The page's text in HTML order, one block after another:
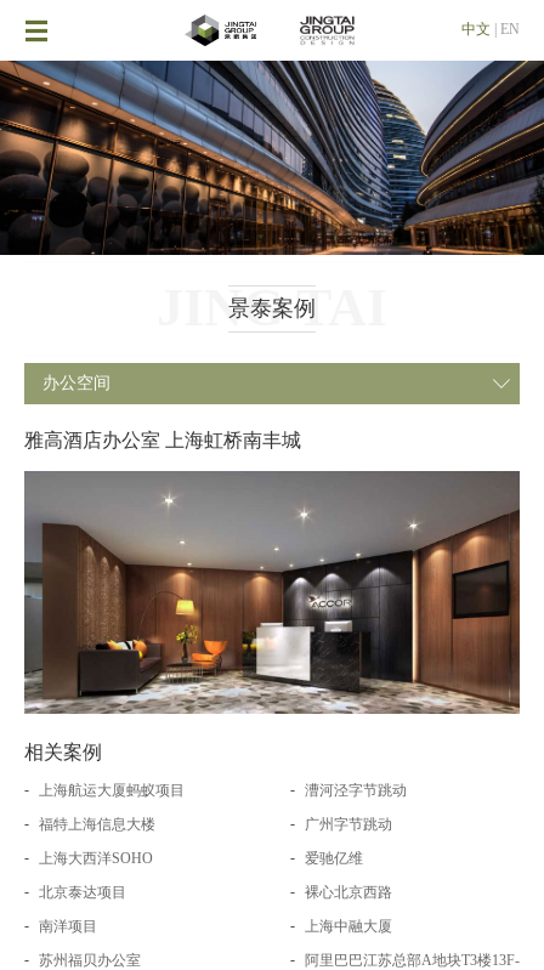
 中文 EN
景泰案例
JING TAI
办公空间 
雅高酒店办公室 上海虹桥南丰城
相关案例
- 上海航运大厦蚂蚁项目 - 漕河泾字节跳动
- 福特上海信息大楼 -
广州字节跳动
- 上海大西洋SOHO - 爱驰亿维
- 北京泰达项目 - 裸心北京西路
- 南洋项目 - 上海中融大厦
- 苏州福贝办公室 -
阿里巴巴江苏总部A地块T3楼13F-